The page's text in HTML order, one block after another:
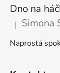
Dno na
Hodnocení
| Simona
Naprostá